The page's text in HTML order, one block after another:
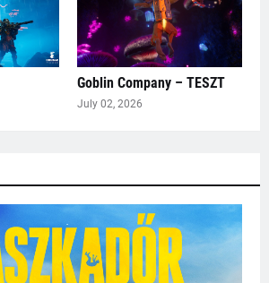
Goblin Company – TESZT
July 02, 2026